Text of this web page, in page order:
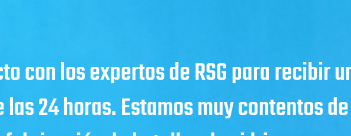
con los expertos de RSG para recibir
24 horas. Estamos muy contentos